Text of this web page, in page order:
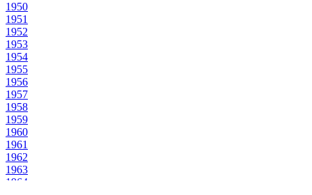
1950
1951
1952
1953
1954
1955
1956
1957
1958
1959
1960
1961
1962
1963
1964